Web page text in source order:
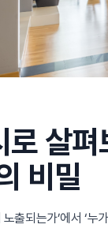
살펴
비밀
출되는가’에서 ‘